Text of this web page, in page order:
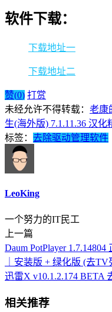
软件下载：
下载地址一
下载地址二
赞(0) 打赏
未经允许不得转载： 老康
生(海外版) 7.1.11.36 汉化
标签： 去除驱动管理软件
LeoKing
一个努力的IT民工
上一篇
Daum PotPlayer
｜安装版 + 绿化版 (去
迅雷X v10.1.2.174 BETA
相关推荐